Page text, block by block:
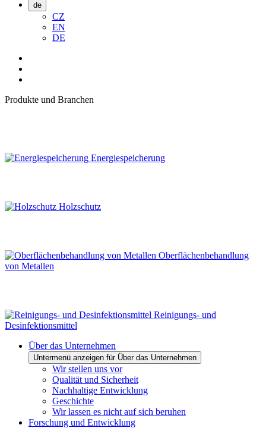
de
CZ
EN
DE
Produkte und Branchen
Energiespeicherung
Holzschutz
Oberflächenbehandlung
von Metallen
Reinigungs- und
Desinfektionsmittel
Über das Unternehmen
Untermenü anzeigen für Über das Unternehmen
Wir stellen uns vor
Qualität und Sicherheit
Nachhaltige Entwicklung
Geschichte
Wir lassen es nicht auf sich beruhen
Forschung und Entwicklung